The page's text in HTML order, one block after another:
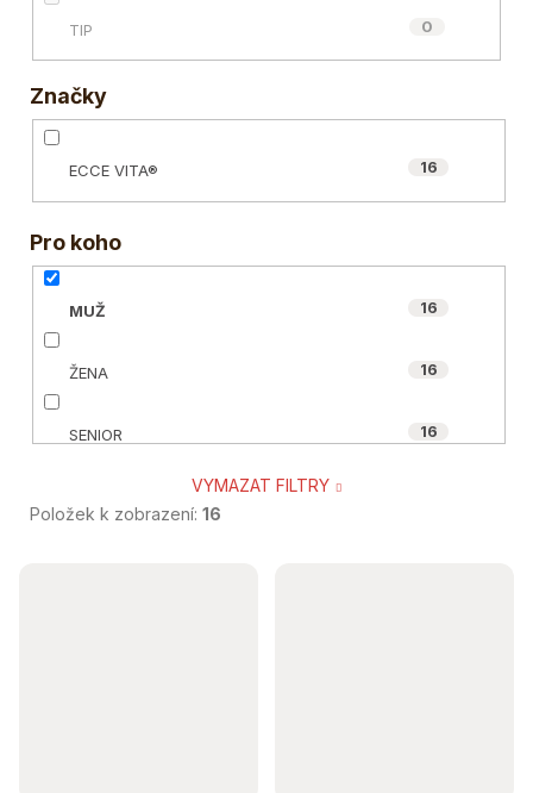
TIP 0
Značky
ECCE VITA® 16
Pro koho
MUŽ 16
ŽENA 16
SENIOR 16
VYMAZAT FILTRY
Položek k zobrazení: 16